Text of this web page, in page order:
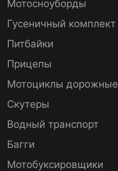
Мотосноуборды
Гусеничный комплект
Питбайки
Прицепы
Мотоциклы дорожные
Скутеры
Водный транспорт
Багги
Мотобуксировщики